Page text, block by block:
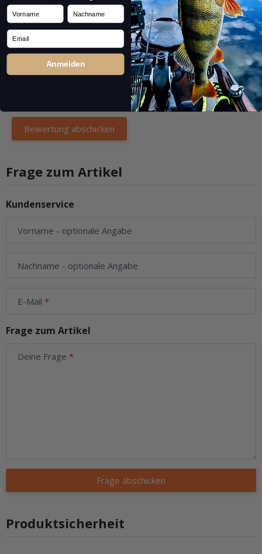
Frage zum Artikel
Kundenservice
Vorname - optionale Angabe
Nachname - optionale Angabe
E-Mail
Frage zum Artikel
Deine Frage
Frage abschicken
Produktsicherheit
Vorname Nachname
Email
Anmelden